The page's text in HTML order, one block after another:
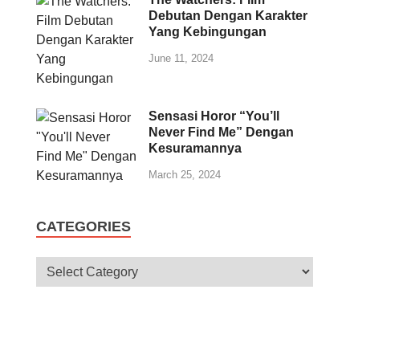
Debutan Dengan Karakter
Yang Kebingungan
June 11, 2024
Sensasi Horor “You’ll
Never Find Me” Dengan
Kesuramannya
March 25, 2024
CATEGORIES